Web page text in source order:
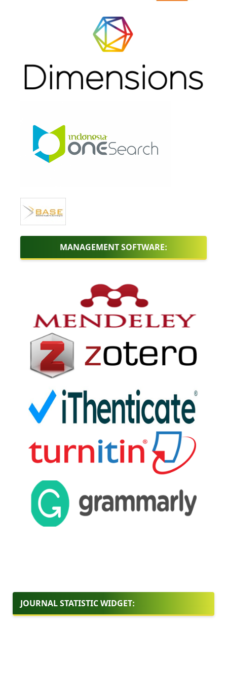
MANAGEMENT SOFTWARE:
JOURNAL STATISTIC WIDGET: